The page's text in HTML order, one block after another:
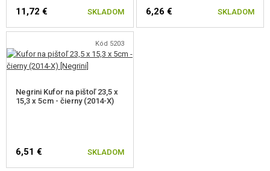
11,72 € SKLADOM 6,26 € SKLADOM
Kód 5203
Negrini Kufor na pištoľ 23,5 x
15,3 x 5cm - čierny (2014-X)
6,51 € SKLADOM